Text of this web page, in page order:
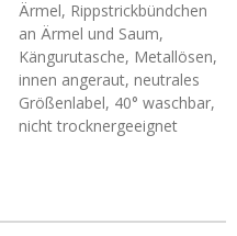
Ärmel, Rippstrickbündchen
an Ärmel und Saum,
Kängurutasche, Metallösen,
innen angeraut, neutrales
Größenlabel, 40° waschbar,
nicht trocknergeeignet